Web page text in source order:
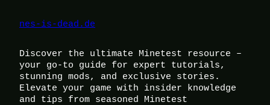
nes-is-dead.de
Discover the ultimate Minetest resource –
your go-to guide for expert tutorials,
stunning mods, and exclusive stories.
Elevate your game with insider knowledge
and tips from seasoned Minetest